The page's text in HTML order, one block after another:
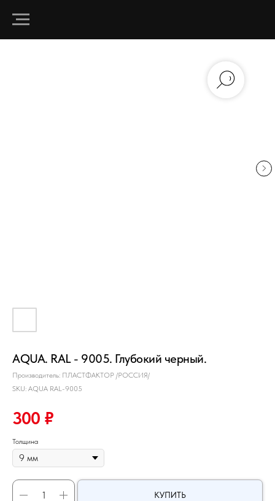
AQUA. RAL - 9005. Глубокий черный.
Производитель: ПЛАСТФАКТОР /РОССИЯ/
SKU: AQUA RAL-9005
300 ₽
Толщина
КУПИТЬ